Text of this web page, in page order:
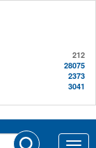
212
28075
2373
3041
Toggle